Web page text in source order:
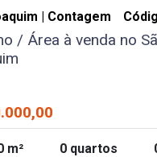
| Contagem
/ Área à venda no
m² 0 quartos